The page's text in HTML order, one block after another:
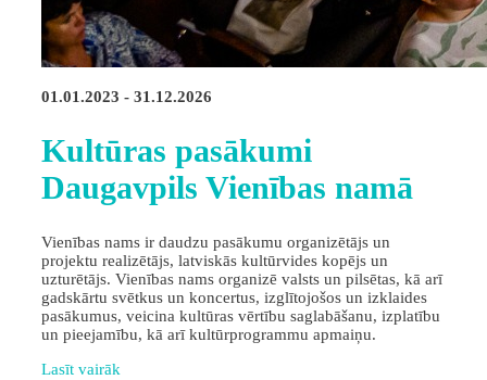
01.01.2023 - 31.12.2026
Kultūras pasākumi
Daugavpils Vienības namā
Vienības nams ir daudzu pasākumu organizētājs un
projektu realizētājs, latviskās kultūrvides kopējs un
uzturētājs. Vienības nams organizē valsts un pilsētas, kā arī
gadskārtu svētkus un koncertus, izglītojošos un izklaides
pasākumus, veicina kultūras vērtību saglabāšanu, izplatību
un pieejamību, kā arī kultūrprogrammu apmaiņu.
Lasīt vairāk